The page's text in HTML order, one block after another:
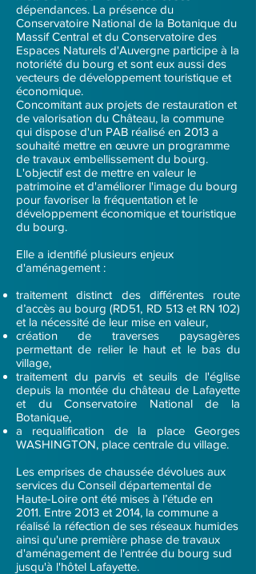
dépendances. La présence du
Conservatoire National de la Botanique du
Massif Central et du Conservatoire des
Espaces Naturels d'Auvergne participe à la
notoriété du bourg et sont eux aussi des
vecteurs de développement touristique et
économique.
Concomitant aux projets de restauration et
de valorisation du Château, la commune
qui dispose d'un PAB réalisé en 2013 a
souhaité mettre en œuvre un programme
de travaux embellissement du bourg.
L'objectif est de mettre en valeur le
patrimoine et d'améliorer l'image du bourg
pour favoriser la fréquentation et le
développement économique et touristique
du bourg.
Elle a identifié plusieurs enjeux
d'aménagement :
traitement distinct des différentes route
d’accès au bourg (RD51, RD 513 et RN 102)
et la nécessité de leur mise en valeur,
création de traverses paysagères
permettant de relier le haut et le bas du
village,
traitement du parvis et seuils de l'église
depuis la montée du château de Lafayette
et du Conservatoire National de la
Botanique,
a requalification de la place Georges
WASHINGTON, place centrale du village.
Les emprises de chaussée dévolues aux
services du Conseil départemental de
Haute-Loire ont été mises à l’étude en
2011. Entre 2013 et 2014, la commune a
réalisé la réfection de ses réseaux humides
ainsi qu'une première phase de travaux
d'aménagement de l'entrée du bourg sud
jusqu'à l'hôtel Lafayette.